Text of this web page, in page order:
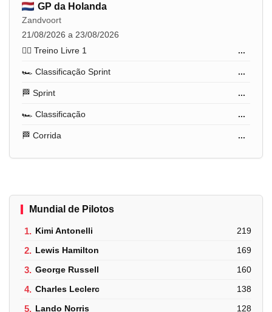
GP da Holanda
Zandvoort
21/08/2026 a 23/08/2026
🏋️‍♂️ Treino Livre 1
...
🏎️ Classificação Sprint ...
🏁 Sprint ...
🏎️ Classificação ...
🏁 Corrida ...
Mundial de Pilotos
1. Kimi Antonelli 219
2. Lewis Hamilton 169
3. George Russell 160
4. Charles Leclerc 138
5. Lando Norris 128